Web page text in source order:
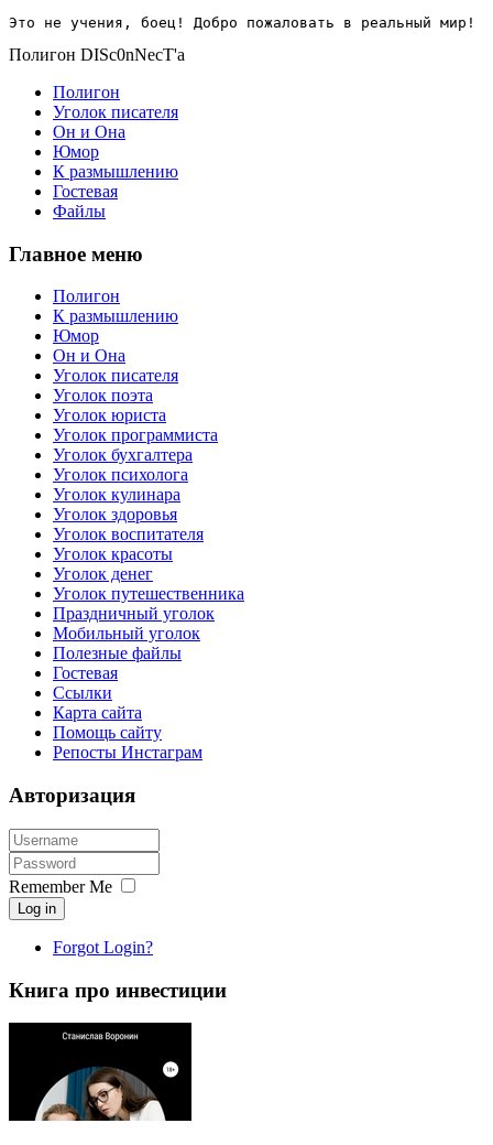
Это не учения, боец! Добро пожаловать в реальный мир!
Полигон DISc0nNecT'a
Полигон
Уголок писателя
Он и Она
Юмор
К размышлению
Гостевая
Файлы
Главное меню
Полигон
К размышлению
Юмор
Он и Она
Уголок писателя
Уголок поэта
Уголок юриста
Уголок программиста
Уголок бухгалтера
Уголок психолога
Уголок кулинара
Уголок здоровья
Уголок воспитателя
Уголок красоты
Уголок денег
Уголок путешественника
Праздничный уголок
Мобильный уголок
Полезные файлы
Гостевая
Ссылки
Карта сайта
Помощь сайту
Репосты Инстаграм
Авторизация
Remember Me
Log in
Forgot Login?
Книга про инвестиции